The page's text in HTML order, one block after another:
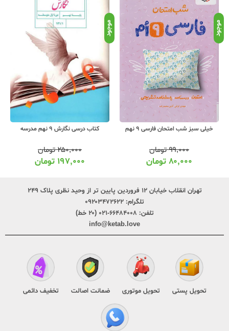
موجود
خیلی سبز شب امتحان فارسی 9 نهم
۹۹,۰۰۰تومان
۸۰,۰۰۰ تومان
موجود
کتاب درسی نگارش 9 نهم مدرسه
۲۵۰,۰۰۰تومان
۱۹۷,۰۰۰ تومان
تهران انقلاب خیابان ۱۲ فروردین پایین تر از وحید نظری پلاک ۲۴۹
تلگرام: ۰۹۲۰۳۴۷۲۶۲۲
تلفن: ۶۶۴۸۴۰۰۸-۰۲۱ (۲۰ خط)
info@ketab.love
تحویل پستی تحویل موتوری ضمانت اصالت تخفیف دائمی